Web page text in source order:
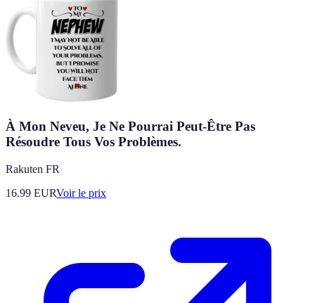
À Mon Neveu, Je Ne Pourrai Peut-Être Pas
Résoudre Tous Vos Problèmes.
Rakuten FR
16.99 EURVoir le prix